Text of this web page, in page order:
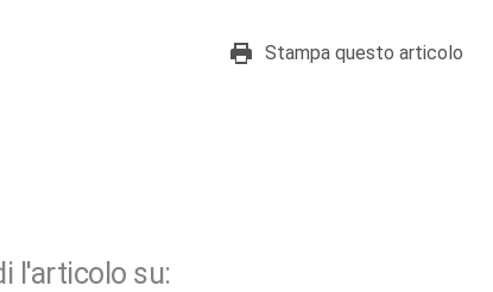
Stampa questo articolo
l'articolo su: